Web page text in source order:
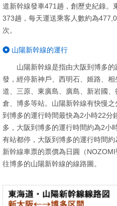
道新幹線發車471趟，創歷史紀錄。
373趟，每天運送乘客人數約為
次。
山陽新幹線的運行
山陽新幹線是指由大阪到博多的
發，經停新神戶、西明石、姬路、
道、三原、東廣島、廣島、新岩國
倉、博多等站。山陽新幹線有快慢
到博多的運行時間最快為2小時22分
多，大阪到博多的運行時間約為2小
有站都停，大阪到博多的運行時間
新幹線車票的票價為日圓（
往博多的山陽新幹線的線路圖。